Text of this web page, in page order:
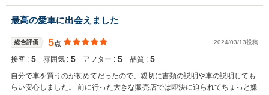
て頂きました。希少なお車ありがとうございます！ 遠方からの購入で
したが今後もお車の事で何かございましたらいつでもご相談くださ
い。 ご家族のお車の乗り換えの際もよろしくお願い致します！ありが
とうございました☆
最高の愛車に出会えました
総合評価 5点 2024/03/13投稿
接客 : 5 雰囲気 : 5 アフター : 5 品質 : 5
自分で車を買うのが初めてだったので、親切に書類の説明や車の説明しても
らい安心しました。 前に行った大きな販売店では即決に迫られてちょっと嫌